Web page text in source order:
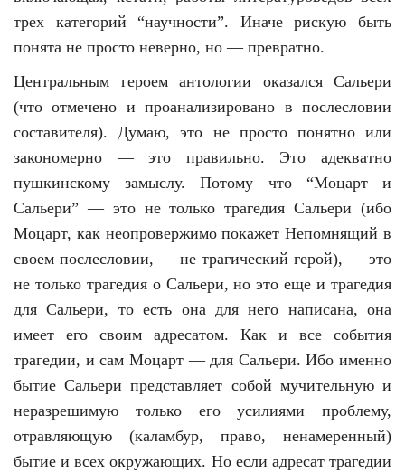
трех категорий “научности”. Иначе рискую быть
понята не просто неверно, но — превратно.
Центральным героем антологии оказался Сальери
(что отмечено и проанализировано в послесловии
составителя). Думаю, это не просто понятно или
закономерно — это правильно. Это адекватно
пушкинскому замыслу. Потому что “Моцарт и
Сальери” — это не только трагедия Сальери (ибо
Моцарт, как неопровержимо покажет Непомнящий в
своем послесловии, — не трагический герой), — это
не только трагедия о Сальери, но это еще и трагедия
для Сальери, то есть она для него написана, она
имеет его своим адресатом. Как и все события
трагедии, и сам Моцарт — для Сальери. Ибо именно
бытие Сальери представляет собой мучительную и
неразрешимую только его усилиями проблему,
отравляющую (каламбур, право, ненамеренный)
бытие и всех окружающих. Но если адресат трагедии